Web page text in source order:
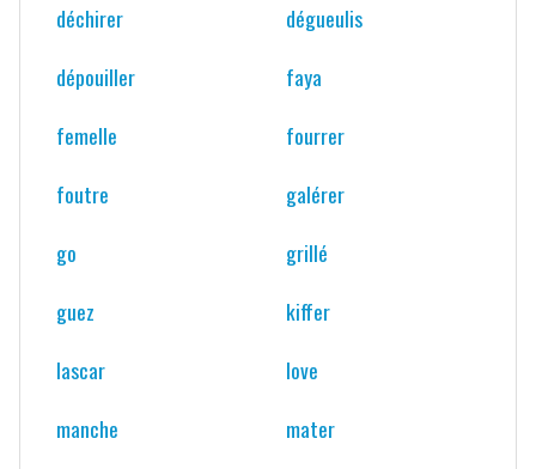
déchirer
dégueulis
dépouiller
faya
femelle
fourrer
foutre
galérer
go
grillé
guez
kiffer
lascar
love
manche
mater